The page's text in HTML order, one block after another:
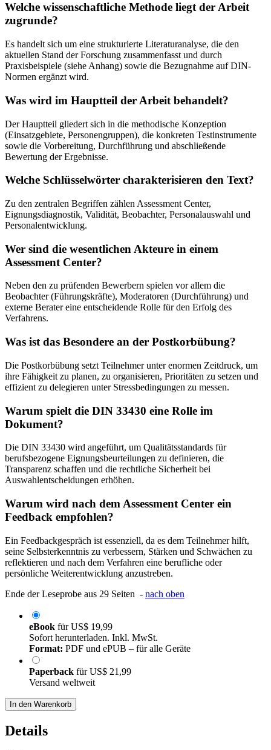
Welche wissenschaftliche Methode liegt der Arbeit
zugrunde?
Es handelt sich um eine strukturierte Literaturanalyse, die den
aktuellen Stand der Forschung zusammenfasst und durch
Praxisbeispiele (siehe Anhang) sowie die Bezugnahme auf DIN-
Normen ergänzt wird.
Was wird im Hauptteil der Arbeit behandelt?
Der Hauptteil gliedert sich in die methodische Konzeption
(Einsatzgebiete, Personengruppen), die konkreten Testinstrumente
sowie die Vorbereitung, Durchführung und abschließende
Bewertung der Ergebnisse.
Welche Schlüsselwörter charakterisieren den Text?
Zu den zentralen Begriffen zählen Assessment Center,
Eignungsdiagnostik, Validität, Beobachter, Personalauswahl und
Personalentwicklung.
Wer sind die wesentlichen Akteure in einem
Assessment Center?
Neben den zu prüfenden Bewerbern spielen vor allem die
Beobachter (Führungskräfte), Moderatoren (Durchführung) und
externe Berater eine entscheidende Rolle für den Erfolg des
Verfahrens.
Was ist das Besondere an der Postkorbübung?
Die Postkorbübung setzt Teilnehmer unter enormen Zeitdruck, um
ihre Fähigkeit zu planen, zu organisieren, Prioritäten zu setzen und
effizient zu delegieren unter Stressbedingungen zu messen.
Warum spielt die DIN 33430 eine Rolle im
Dokument?
Die DIN 33430 wird angeführt, um Qualitätsstandards für
berufsbezogene Eignungsbeurteilungen zu definieren, die
Transparenz schaffen und die rechtliche Sicherheit bei
Auswahlentscheidungen erhöhen.
Warum wird nach dem Assessment Center ein
Feedback empfohlen?
Ein Feedbackgespräch ist essenziell, da es dem Teilnehmer hilft,
seine Selbsterkenntnis zu verbessern, Stärken und Schwächen zu
reflektieren und nach dem Verfahren eine berufliche oder
persönliche Weiterentwicklung anzustreben.
Ende der Leseprobe aus 29 Seiten - nach oben
eBook fürUS$ 19,99
Sofort herunterladen. Inkl. MwSt.
Format: PDF und ePUB – für alle Geräte
Paperback fürUS$ 21,99
Versand weltweit
In den Warenkorb
Details